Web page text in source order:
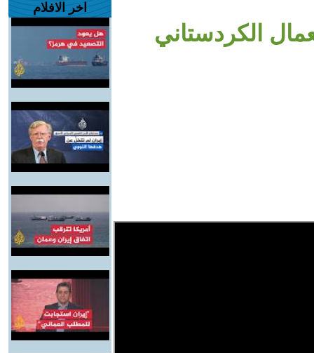
الكردستاني
اخر الافلام